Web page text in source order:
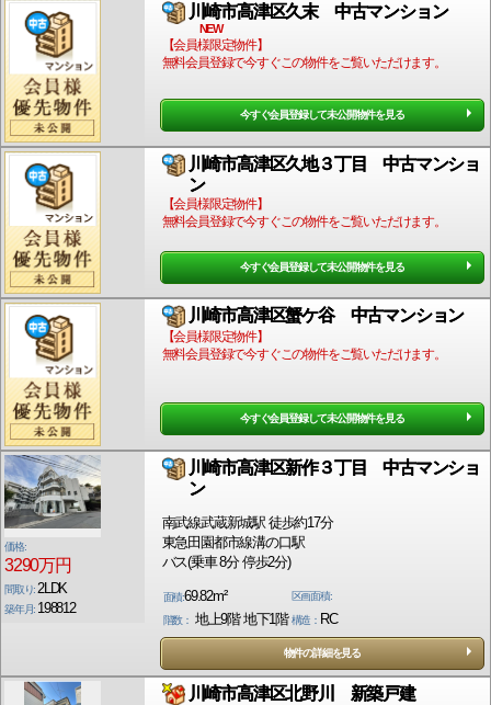
川崎市高津区久末 中古マンション
NEW
【会員様限定物件】
無料会員登録で今すぐこの物件をご覧いただけます。
今すぐ会員登録して未公開物件を見る
川崎市高津区久地３丁目 中古マンショ
ン
【会員様限定物件】
無料会員登録で今すぐこの物件をご覧いただけます。
今すぐ会員登録して未公開物件を見る
川崎市高津区蟹ケ谷 中古マンション
【会員様限定物件】
無料会員登録で今すぐこの物件をご覧いただけます。
今すぐ会員登録して未公開物件を見る
価格:
3290万円
間取り:2LDK
築年月: 198812
川崎市高津区新作３丁目 中古マンショ
ン
南武線武蔵新城駅 徒歩約17分
東急田園都市線溝の口駅
バス(乗車 8分 停歩2分)
面積:69.82m²
区画面積:
階数： 地上9階 地下1階 構造： RC
物件の詳細を見る
川崎市高津区北野川 新築戸建